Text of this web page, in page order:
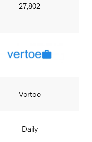
27,802
Vertoe
Daily